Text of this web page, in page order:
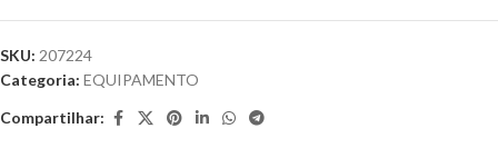
SKU: 207224
Categoria: EQUIPAMENTO
Compartilhar: